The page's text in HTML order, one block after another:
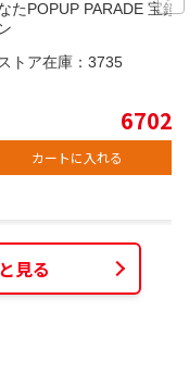
たPOPUP PARADE 宝鐘
トア在庫： 3735
6702
カートに入れる
見る